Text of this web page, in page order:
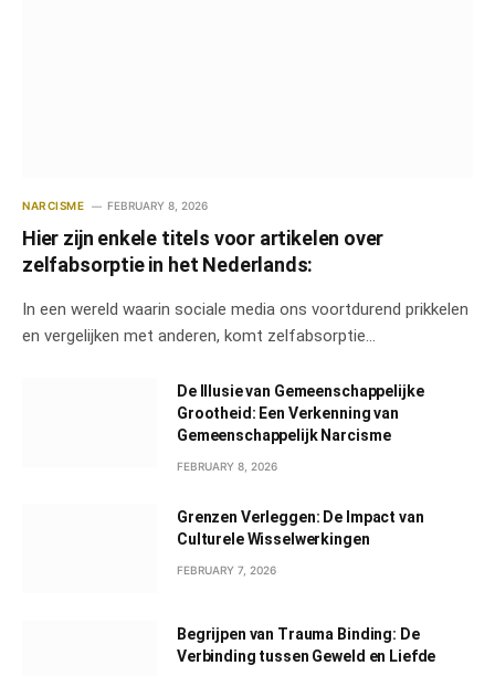
NARCISME FEBRUARY 8, 2026
Hier zijn enkele titels voor artikelen over
zelfabsorptie in het Nederlands:
In een wereld waarin sociale media ons voortdurend prikkelen
en vergelijken met anderen, komt zelfabsorptie…
De Illusie van Gemeenschappelijke
Grootheid: Een Verkenning van
Gemeenschappelijk Narcisme
FEBRUARY 8, 2026
Grenzen Verleggen: De Impact van
Culturele Wisselwerkingen
FEBRUARY 7, 2026
Begrijpen van Trauma Binding: De
Verbinding tussen Geweld en Liefde